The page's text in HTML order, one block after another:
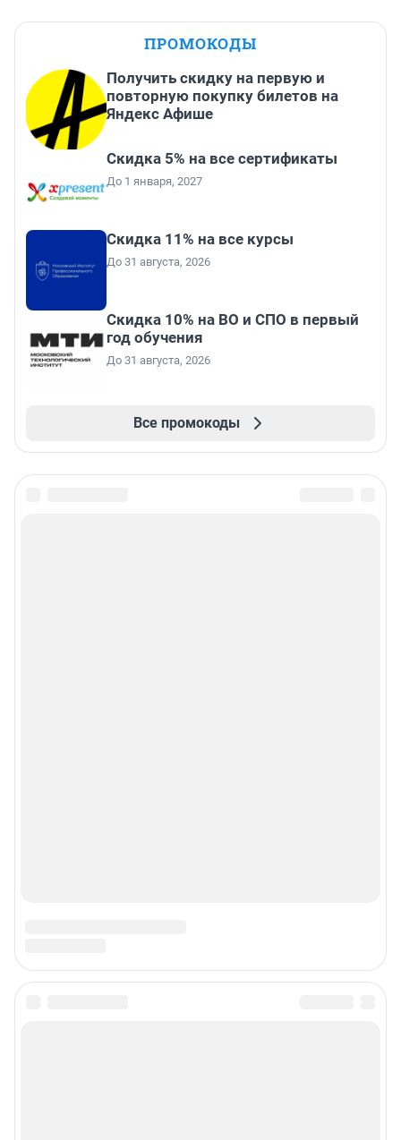
ПРОМОКОДЫ
Получить скидку на первую и
повторную покупку билетов на
Яндекс Афише
Скидка 5% на все сертификаты
До 1 января, 2027
Скидка 11% на все курсы
До 31 августа, 2026
Скидка 10% на ВО и СПО в первый
год обучения
До 31 августа, 2026
Все промокоды